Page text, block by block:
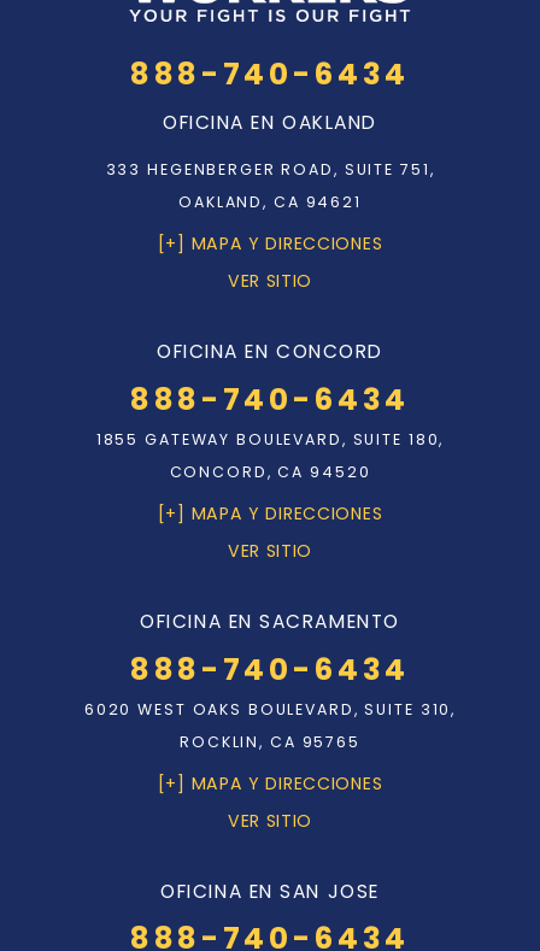
888-740-6434
OFICINA EN OAKLAND
333 HEGENBERGER ROAD, SUITE 751,
OAKLAND, CA 94621
[+] MAPA Y DIRECCIONES
VER SITIO
OFICINA EN CONCORD
888-740-6434
1855 GATEWAY BOULEVARD, SUITE 180,
CONCORD, CA 94520
[+] MAPA Y DIRECCIONES
VER SITIO
OFICINA EN SACRAMENTO
888-740-6434
6020 WEST OAKS BOULEVARD, SUITE 310,
ROCKLIN, CA 95765
[+] MAPA Y DIRECCIONES
VER SITIO
OFICINA EN SAN JOSE
888-740-6434